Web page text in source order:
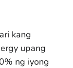
kang
upang
ng iyong